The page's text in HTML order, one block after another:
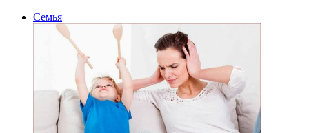
Семья